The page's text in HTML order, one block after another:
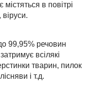
в повітрі
віруси.
99,95% речовин
всілякі
тварин, пилок
​​і т.д.